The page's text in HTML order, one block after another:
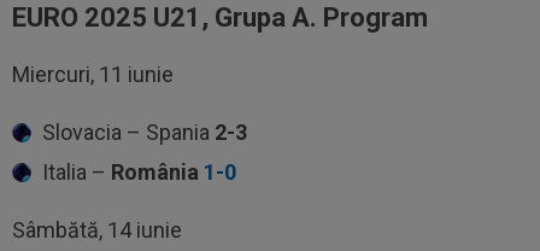
EURO 2025 U21, Grupa A. Program
Miercuri, 11 iunie
Slovacia – Spania 2-3
Italia – România 1-0
Sâmbătă, 14 iunie